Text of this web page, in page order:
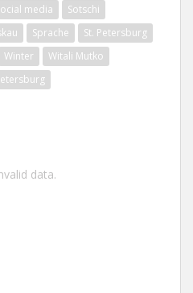
media
Sotschi
Sprache
St. Petersburg
Winter
Witali Mutko
data.